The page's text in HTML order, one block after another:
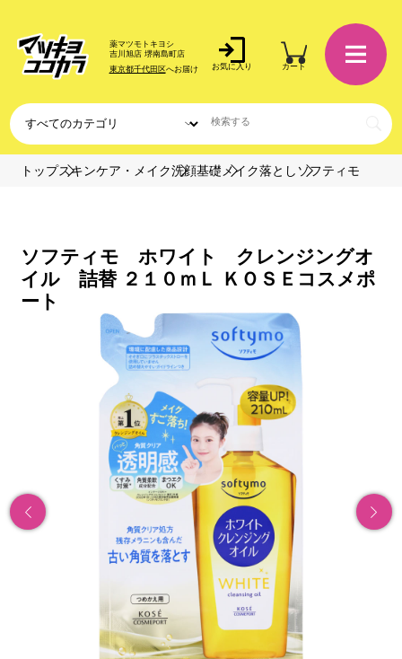
薬マツモトキヨシ
吉川旭店 堺南島町店
東京都千代田区へお届け お気に入り カート
トップスキンケア・メイク洗顔基礎 メイク落とし ソフティモ
ソフティモ ホワイト クレンジングオ
イル 詰替 ２１０ｍＬ ＫＯＳＥコスメポ
ート